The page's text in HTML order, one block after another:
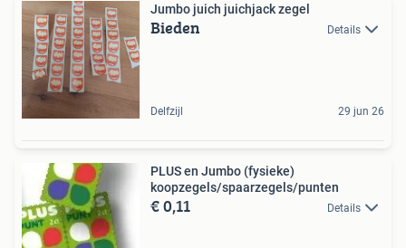
Jumbo juich juichjack zegel
Bieden Details
Delfzijl 29 jun 26
PLUS en Jumbo (fysieke)
koopzegels/spaarzegels/punten
€ 0,11 Details